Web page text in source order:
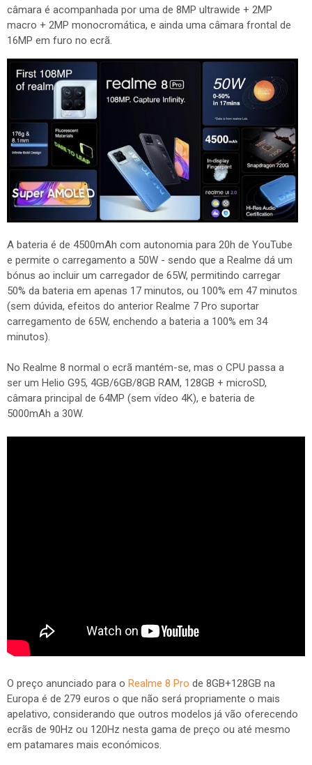
câmara é acompanhada por uma de 8MP ultrawide + 2MP
macro + 2MP monocromática, e ainda uma câmara frontal de
16MP em furo no ecrã.
A bateria é de 4500mAh com autonomia para 20h de YouTube
e permite o carregamento a 50W - sendo que a Realme dá um
bónus ao incluir um carregador de 65W, permitindo carregar
50% da bateria em apenas 17 minutos, ou 100% em 47 minutos
(sem dúvida, efeitos do anterior Realme 7 Pro suportar
carregamento de 65W, enchendo a bateria a 100% em 34
minutos).
No Realme 8 normal o ecrã mantém-se, mas o CPU passa a
ser um Helio G95, 4GB/6GB/8GB RAM, 128GB + microSD,
câmara principal de 64MP (sem vídeo 4K), e bateria de
5000mAh a 30W.
O preço anunciado para o Realme 8 Pro de 8GB+128GB na
Europa é de 279 euros o que não será propriamente o mais
apelativo, considerando que outros modelos já vão oferecendo
ecrãs de 90Hz ou 120Hz nesta gama de preço ou até mesmo
em patamares mais económicos.